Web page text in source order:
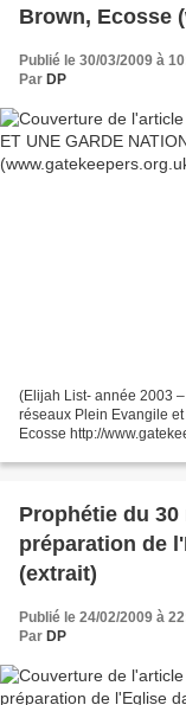
Brown, Ecosse
Publié le 30/03/2009 à
Par DP
(Elijah List- année 2003
réseaux Plein Evangile
Ecosse http://
Prophétie du
préparation de
(extrait)
Publié le 24/02/2009 à
Par DP